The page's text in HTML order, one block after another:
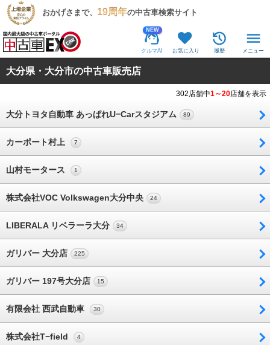
おかげさまで、 19周年の中古車検索サイト
NEW
クルマAI お気に入り 履歴 メニュー
大分県・大分市の中古車販売店
302店舗中1～20店舗を表示
大分トヨタ自動車 あっぱれU−Carスタジアム 89
カーポート村上 7
山村モータース 1
株式会社VOC Volkswagen大分中央 24
LIBERALA リベラーラ大分 34
ガリバー 大分店 225
ガリバー 197号大分店 15
有限会社 西武自動車 30
株式会社T−field 4